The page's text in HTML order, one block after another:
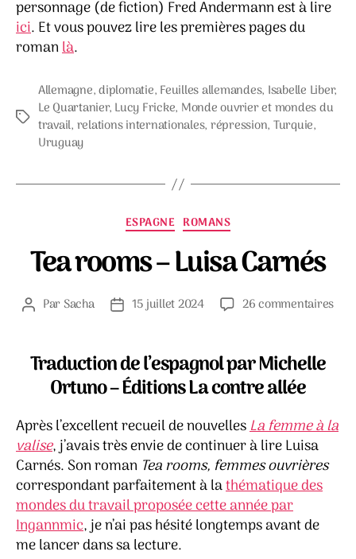
personnage (de fiction) Fred Andermann est à lire
ici. Et vous pouvez lire les premières pages du
romanlà.
Étiquettes
Allemagne,diplomatie, Feuilles allemandes, Isabelle Liber,
Le Quartanier, Lucy Fricke, Monde ouvrier et mondes du
travail, relations internationales, répression, Turquie,
Uruguay
Catégories
ESPAGNE ROMANS
Tea rooms – Luisa Carnés
Auteur
ParSacha
Date15 juillet 2024 26 commentairessur
Traduction de l’espagnol par Michelle
Ortuno – Éditions La contre allée
Après l’excellent recueil de nouvellesLa femme à la
valise, j’avais très envie de continuer à lire Luisa
Carnés. Son roman Tea rooms, femmes ouvrières
correspondant parfaitement à lathématique des
mondes du travail proposée cette année par
Ingannmic, je n’ai pas hésité longtemps avant de
me lancer dans sa lecture.